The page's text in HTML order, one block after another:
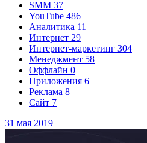
SMM 37
YouTube 486
Аналитика 11
Интернет 29
Интернет‑маркетинг 304
Менеджмент 58
Оффлайн 0
Приложения 6
Реклама 8
Сайт 7
31 мая 2019